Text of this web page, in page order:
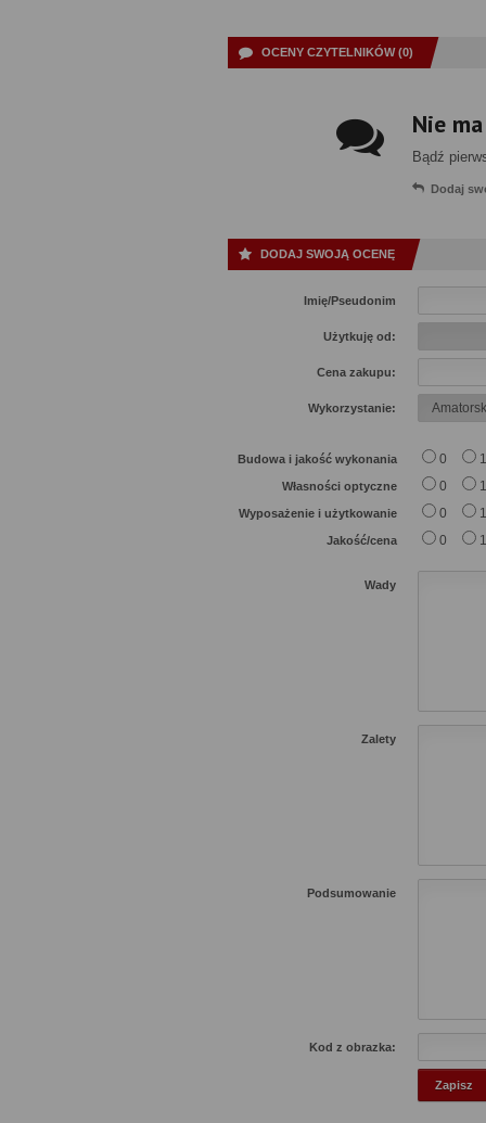
OCENY CZYTELNIKÓW (0)
Nie
Bądź
Dodaj
DODAJ SWOJĄ OCENĘ
Imię/Pseudonim
Użytkuję od:
Cena zakupu:
Wykorzystanie:
Budowa i jakość wykonania 0 1
Własności optyczne 0 1
Wyposażenie i użytkowanie 0 1
Jakość/cena 0 1
Wady
Zalety
Podsumowanie
Kod z obrazka: